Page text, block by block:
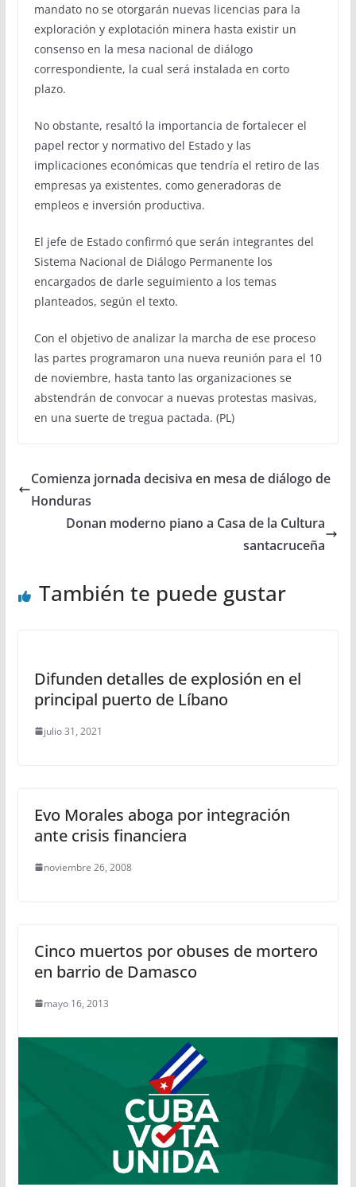
mandato no se otorgarán nuevas licencias para la
exploración y explotación minera hasta existir un
consenso en la mesa nacional de diálogo
correspondiente, la cual será instalada en corto
plazo.
No obstante, resaltó la importancia de fortalecer el
papel rector y normativo del Estado y las
implicaciones económicas que tendría el retiro de las
empresas ya existentes, como generadoras de
empleos e inversión productiva.
El jefe de Estado confirmó que serán integrantes del
Sistema Nacional de Diálogo Permanente los
encargados de darle seguimiento a los temas
planteados, según el texto.
Con el objetivo de analizar la marcha de ese proceso
las partes programaron una nueva reunión para el 10
de noviembre, hasta tanto las organizaciones se
abstendrán de convocar a nuevas protestas masivas,
en una suerte de tregua pactada. (PL)
Comienza jornada decisiva en mesa de diálogo de
Honduras
Donan moderno piano a Casa de la Cultura
santacruceña
También te puede gustar
Difunden detalles de explosión en el
principal puerto de Líbano
julio 31, 2021
Evo Morales aboga por integración
ante crisis financiera
noviembre 26, 2008
Cinco muertos por obuses de mortero
en barrio de Damasco
mayo 16, 2013